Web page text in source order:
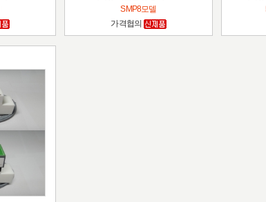
SMP8모델
가격협의